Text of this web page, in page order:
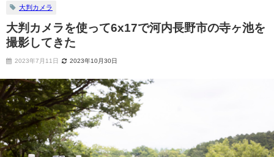
大判カメラ
大判カメラを使って6x17で河内長野市の寺ヶ池を
撮影してきた
2023年7月11日 2023年10月30日